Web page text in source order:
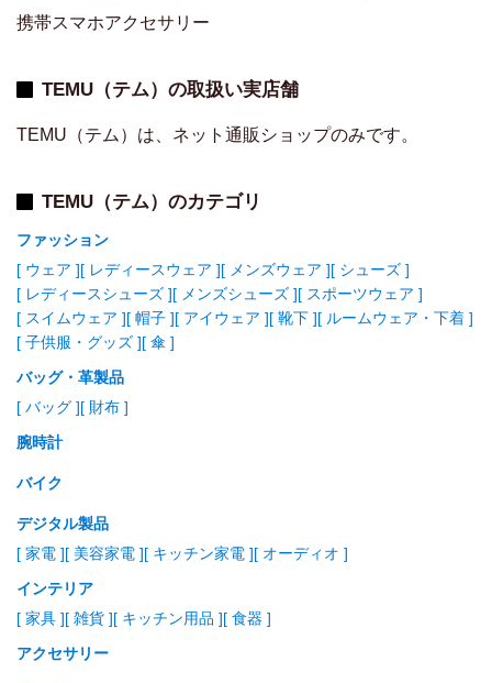
携帯スマホアクセサリー
TEMU（テム）の取扱い実店舗
TEMU（テム）は、ネット通販ショップのみです。
TEMU（テム）のカテゴリ
ファッション
[ ウェア ][ レディースウェア ][ メンズウェア ][ シューズ ]
[ レディースシューズ ][ メンズシューズ ][ スポーツウェア ]
[ スイムウェア ][ 帽子 ][ アイウェア ][ 靴下 ][ ルームウェア・下着 ]
[ 子供服・グッズ ][ 傘 ]
バッグ・革製品
[ バッグ ][ 財布 ]
腕時計
バイク
デジタル製品
[ 家電 ][ 美容家電 ][ キッチン家電 ][ オーディオ ]
インテリア
[ 家具 ][ 雑貨 ][ キッチン用品 ][ 食器 ]
アクセサリー